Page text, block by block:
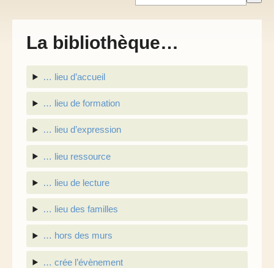
La bibliothèque…
… lieu d’accueil
… lieu de formation
… lieu d’expression
… lieu ressource
… lieu de lecture
… lieu des familles
… hors des murs
… crée l’évènement